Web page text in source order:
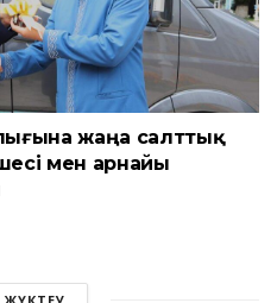
жаңа салттық
мен арнайы